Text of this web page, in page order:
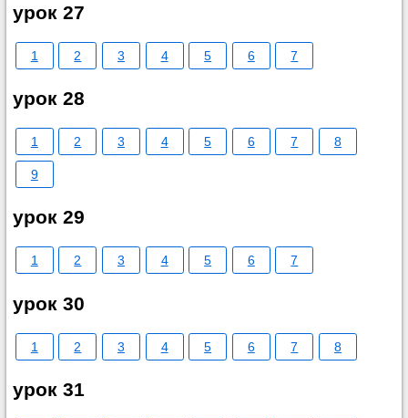
урок 27
1 2 3 4 5 6 7
урок 28
1 2 3 4 5 6 7 8
9
урок 29
1 2 3 4 5 6 7
урок 30
1 2 3 4 5 6 7 8
урок 31